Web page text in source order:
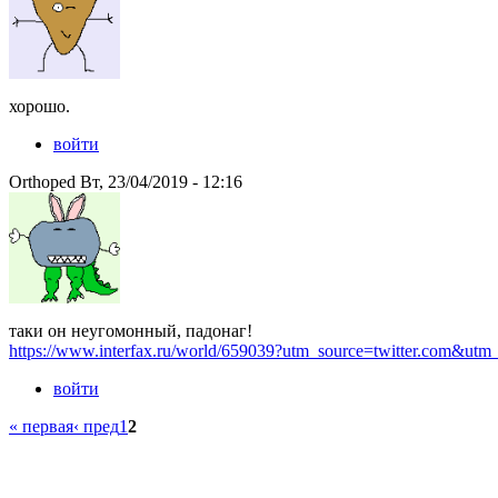
хорошо.
войти
Orthoped Вт, 23/04/2019 - 12:16
таки он неугомонный, падонаг!
https://www.interfax.ru/world/
войти
« первая‹ пред12